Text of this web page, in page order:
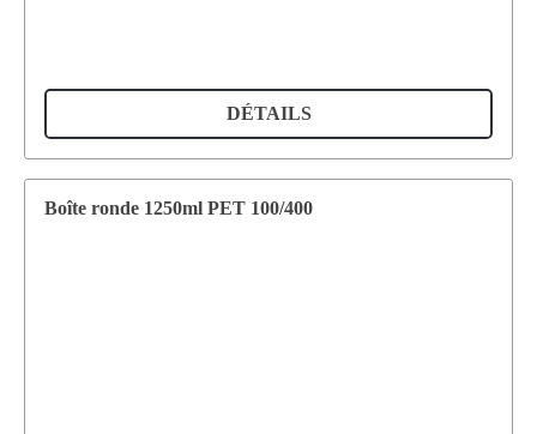
DÉTAILS
Boîte ronde 1250ml PET 100/400